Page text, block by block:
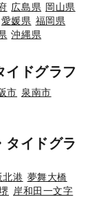
広島県 岡山県
愛媛県 福岡県
沖縄県
イドグラフ
市 泉南市
タイドグラ
北港 夢舞大橋
岸和田一文字